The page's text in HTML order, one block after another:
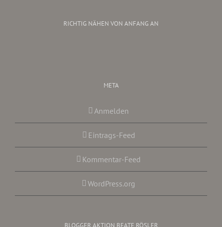
RICHTIG NÄHEN VON ANFANG AN
META
Anmelden
Eintrags-Feed
Kommentar-Feed
WordPress.org
BLOGGER AKTION BEATE RÖSLER